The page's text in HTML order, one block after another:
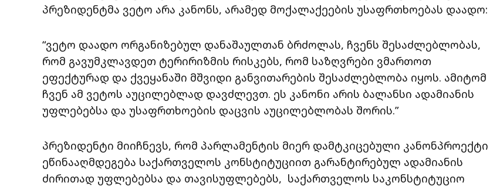
პრეზიდენტმა ვეტო არა კანონს, არამედ მოქალაქეების უსაფრთხოებას დაადო:
“ვეტო დაადო ორგანიზებულ დანაშაულთან ბრძოლას, ჩვენს შესაძლებლობას,
რომ გავუმკლავდეთ ტერირიზმის რისკებს, რომ საზღვრები ვმართოთ
ეფექტურად და ქვეყანაში მშვიდი განვითარების შესაძლებლობა იყოს. ამიტომ
ჩვენ ამ ვეტოს აუცილებლად დავძლევთ. ეს კანონი არის ბალანსი ადამიანის
უფლებებსა და უსაფრთხოების დაცვის აუცილებლობას შორის.”
პრეზიდენტი მიიჩნევს, რომ პარლამენტის მიერ დამტკიცებული კანონპროექტი
ეწინააღმდეგება საქართველოს კონსტიტუციით გარანტირებულ ადამიანის
ძირითად უფლებებსა და თავისუფლებებს, საქართველოს საკონსტიტუციო